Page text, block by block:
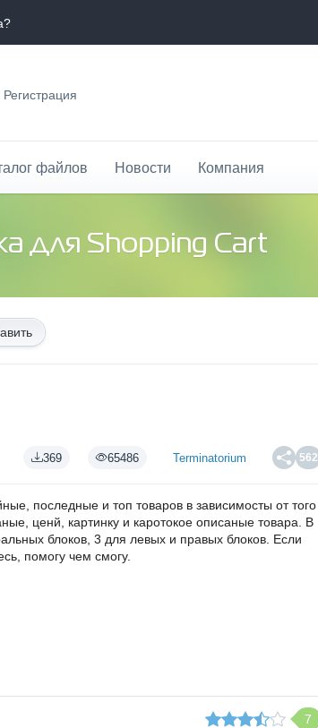
Регистрация
файлов Новости Компания
для Shopping Cart
369 65486 Terminatorium 562
последные и топ товаров в зависимосты от того
ценй, картинку и каротокое описаные товара. В
блоков, 3 для левых и правых блоков. Если
помогу чем смогу.
7